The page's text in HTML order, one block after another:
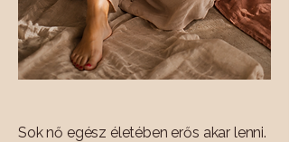
Sok nő egész életében erős akar lenni.